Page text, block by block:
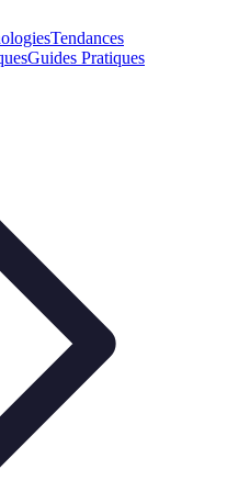
Tendances
Guides Pratiques